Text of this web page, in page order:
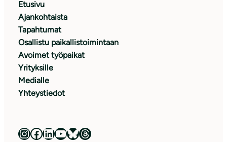
Etusivu
Ajankohtaista
Tapahtumat
Osallistu paikallistoimintaan
Avoimet työpaikat
Yrityksille
Medialle
Yhteystiedot
Luonnonsuojeluliitto Instagramissa Luonnonsuojeluliitto Facebookissa Luonnonsuojeluliitto LinkedInissä Luonnonsuojeluliiton YouTube-kanava Luonnonsuojeluliitto Blueskyssa Luonnonsuojeluliitto Threadsissa